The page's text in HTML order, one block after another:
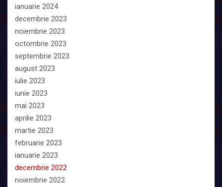
ianuarie 2024
decembrie 2023
noiembrie 2023
octombrie 2023
septembrie 2023
august 2023
iulie 2023
iunie 2023
mai 2023
aprilie 2023
martie 2023
februarie 2023
ianuarie 2023
decembrie 2022
noiembrie 2022